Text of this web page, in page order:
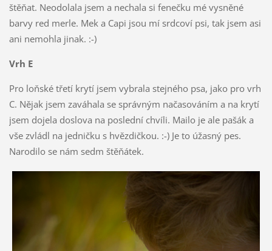
štěňat. Neodolala jsem a nechala si fenečku mé vysněné
barvy red merle. Mek a Capi jsou mí srdcoví psi, tak jsem asi
ani nemohla jinak. :-)
Vrh E
Pro loňské třetí krytí jsem vybrala stejného psa, jako pro vrh
C. Nějak jsem zaváhala se správným načasováním a na krytí
jsem dojela doslova na poslední chvíli. Mailo je ale pašák a
vše zvládl na jedničku s hvězdičkou. :-) Je to úžasný pes.
Narodilo se nám sedm štěňátek.